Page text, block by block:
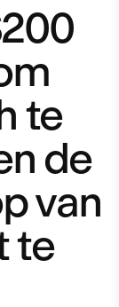
te
de
van
te